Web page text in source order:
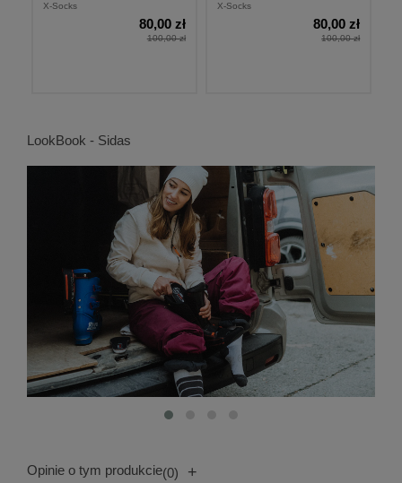
X-Socks
80,00 zł
100,00 zł
X-Socks
80,00 zł
100,00 zł
LookBook - Sidas
Opinie o tym produkcie(0) +